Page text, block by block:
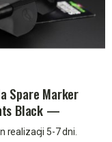
Spare Marker
Black —
skrzydełka
realizacji 5-7 dni.